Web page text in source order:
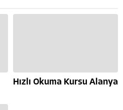
Hızlı Okuma Kursu Alanya